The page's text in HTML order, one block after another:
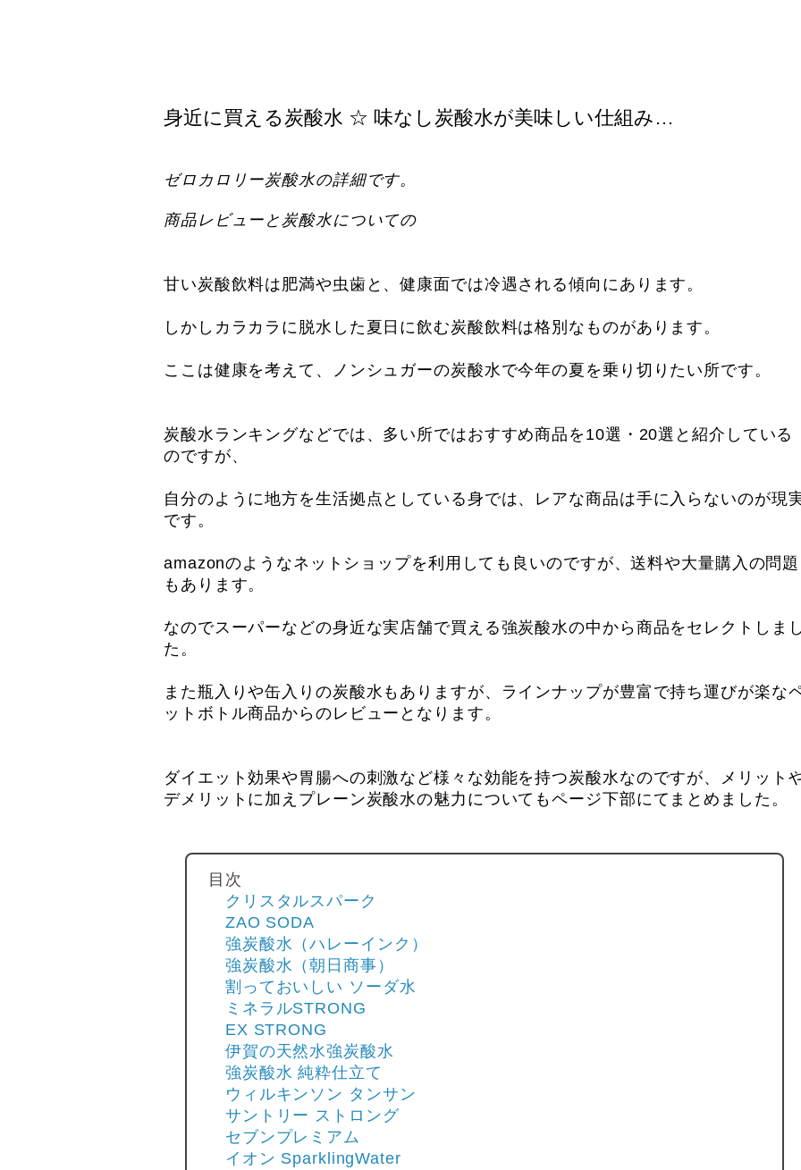
身近に買える炭酸水 ☆ 味なし炭酸水が美味しい仕組み…
ゼロカロリー炭酸水の詳細です。
商品レビューと炭酸水についての
甘い炭酸飲料は肥満や虫歯と、健康面では冷遇される傾向にあります。
しかしカラカラに脱水した夏日に飲む炭酸飲料は格別なものがあります。
ここは健康を考えて、ノンシュガーの炭酸水で今年の夏を乗り切りたい所です。
炭酸水ランキングなどでは、多い所ではおすすめ商品を10選・20選と紹介している
のですが、
自分のように地方を生活拠点としている身では、レアな商品は手に入らないのが現
です。
amazonのようなネットショップを利用しても良いのですが、送料や大量購入の問題
もあります。
なのでスーパーなどの身近な実店舗で買える強炭酸水の中から商品をセレクトしまし
た。
また瓶入りや缶入りの炭酸水もありますが、ラインナップが豊富で持ち運びが楽な
ットボトル商品からのレビューとなります。
ダイエット効果や胃腸への刺激など様々な効能を持つ炭酸水なのですが、メリット
デメリットに加えプレーン炭酸水の魅力についてもページ下部にてまとめました。
目次
クリスタルスパーク
ZAO SODA
強炭酸水（ハレーインク）
強炭酸水（朝日商事）
割っておいしい ソーダ水
ミネラルSTRONG
EX STRONG
伊賀の天然水強炭酸水
強炭酸水 純粋仕立て
ウィルキンソン タンサン
サントリー ストロング
セブンプレミアム
イオン SparklingWater